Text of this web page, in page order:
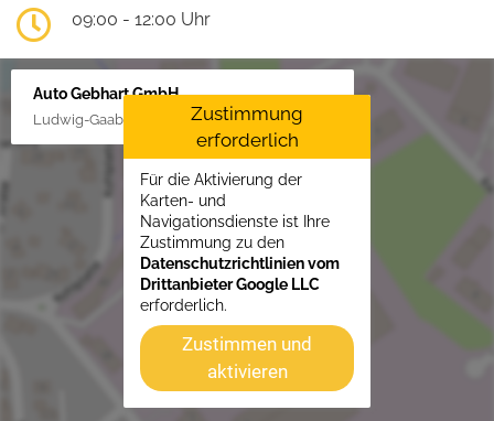
09:00 - 12:00 Uhr
Auto Gebhart GmbH
Ludwig-Gaab-Str. 4, 88427 Bad Schussenried
Zustimmung
erforderlich
Für die Aktivierung der
Karten- und
Navigationsdienste ist Ihre
Zustimmung zu den
Datenschutzrichtlinien vom
Drittanbieter Google LLC
erforderlich.
Zustimmen und
aktivieren